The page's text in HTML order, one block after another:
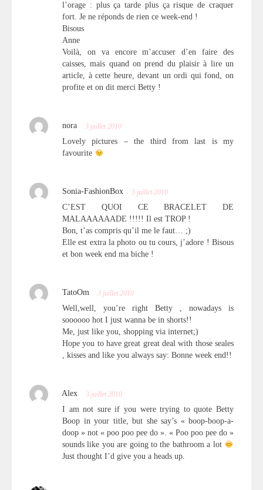
l’orage : plus ça tarde plus ça risque de craquer
fort. Je ne réponds de rien ce week-end !
Bisous
Anne
Voilà, on va encore m’accuser d’en faire des
caisses, mais quand on prend du plaisir à lire un
article, à cette heure, devant un ordi qui fond, on
profite et on dit merci Betty !
nora 3 juillet 2010
Lovely pictures – the third from last is my
favourite
Sonia-FashionBox 3 juillet 2010
C’EST QUOI CE BRACELET DE
MALAAAAAADE !!!!! Il est TROP !
Bon, t’as compris qu’il me le faut… ;)
Elle est extra la photo ou tu cours, j’adore ! Bisous
et bon week end ma biche !
TatoOm 3 juillet 2010
Well,well, you’re right Betty , nowadays is
soooooo hot I just wanna be in shorts!!
Me, just like you, shopping via internet;)
Hope you to have great great deal with those seales
, kisses and like you always say: Bonne week end!!
Alex 3 juillet 2010
I am not sure if you were trying to quote Betty
Boop in your title, but she say’s « boop-boop-a-
doop » not « poo poo pee do ». « Poo poo pee do »
sounds like you are going to the bathroom a lot
Just thought I’d give you a heads up.